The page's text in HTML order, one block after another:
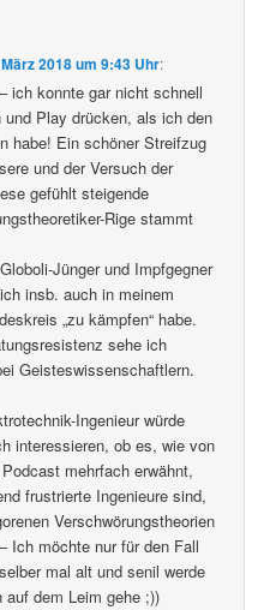
2018 um 9:43 Uhr:
ich konnte gar nicht schnell
Play drücken, als ich den
habe! Ein schöner Streifzug
und der Versuch der
gefühlt steigende
Rige stammt
Jünger und Impfgegner
insb. auch in meinem
„zu kämpfen“ habe.
sehe ich
Geisteswissenschaftlern.
Ingenieur würde
interessieren, ob es, wie von
mehrfach erwähnt,
frustrierte Ingenieure sind,
Verschwörungstheorien
Ich möchte nur für den Fall
mal alt und senil werde
auf dem Leim gehe ;))